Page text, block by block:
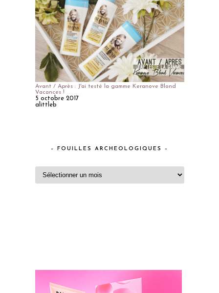
Avant / Après : J'ai testé la gamme Keranove Blond
Vacances !
5 octobre 2017
alittleb
– FOUILLES ARCHEOLOGIQUES –